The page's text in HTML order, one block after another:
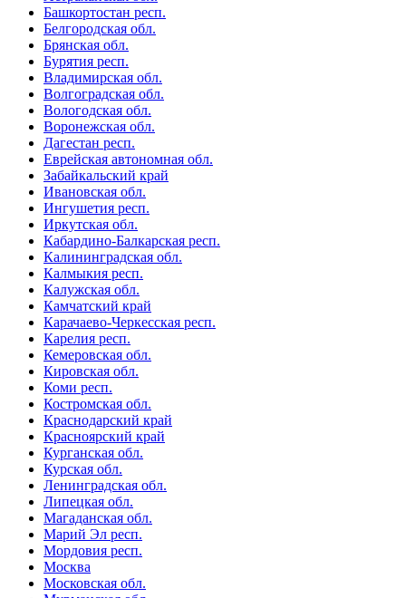
Башкортостан респ.
Белгородская обл.
Брянская обл.
Бурятия респ.
Владимирская обл.
Волгоградская обл.
Вологодская обл.
Воронежская обл.
Дагестан респ.
Еврейская автономная обл.
Забайкальский край
Ивановская обл.
Ингушетия респ.
Иркутская обл.
Кабардино-Балкарская респ.
Калининградская обл.
Калмыкия респ.
Калужская обл.
Камчатский край
Карачаево-Черкесская респ.
Карелия респ.
Кемеровская обл.
Кировская обл.
Коми респ.
Костромская обл.
Краснодарский край
Красноярский край
Курганская обл.
Курская обл.
Ленинградская обл.
Липецкая обл.
Магаданская обл.
Марий Эл респ.
Мордовия респ.
Москва
Московская обл.